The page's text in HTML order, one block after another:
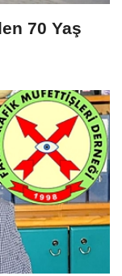
70 Yaş